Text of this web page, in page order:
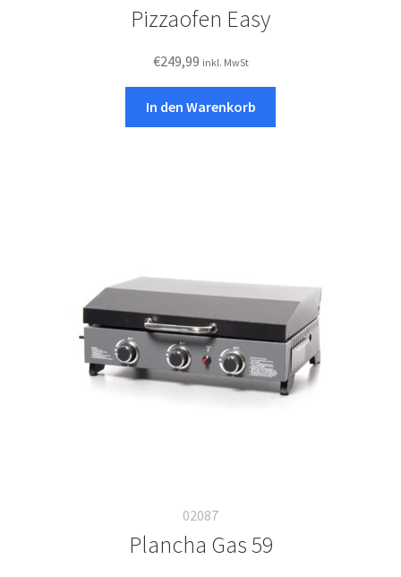
Pizzaofen Easy
€249,99 inkl. MwSt
In den Warenkorb
02087
Plancha Gas 59